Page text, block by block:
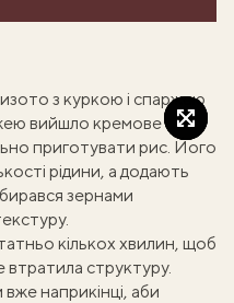
з куркою і спаржею
вийшло кремове
приготувати рис. Його
рідини, а додають
зернами
кількох хвилин, щоб
втратила структуру.
наприкінці, аби